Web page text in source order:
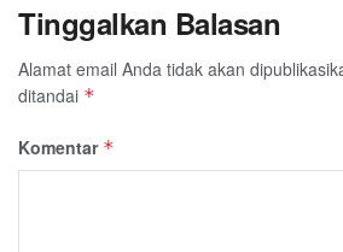
Tinggalkan Balasan
Alamat email Anda tidak akan
ditandai *
Komentar *